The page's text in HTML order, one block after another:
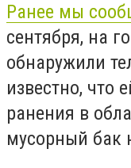
Ранее мы
сентября, на
обнаружили
известно, что
ранения в
мусорный бак